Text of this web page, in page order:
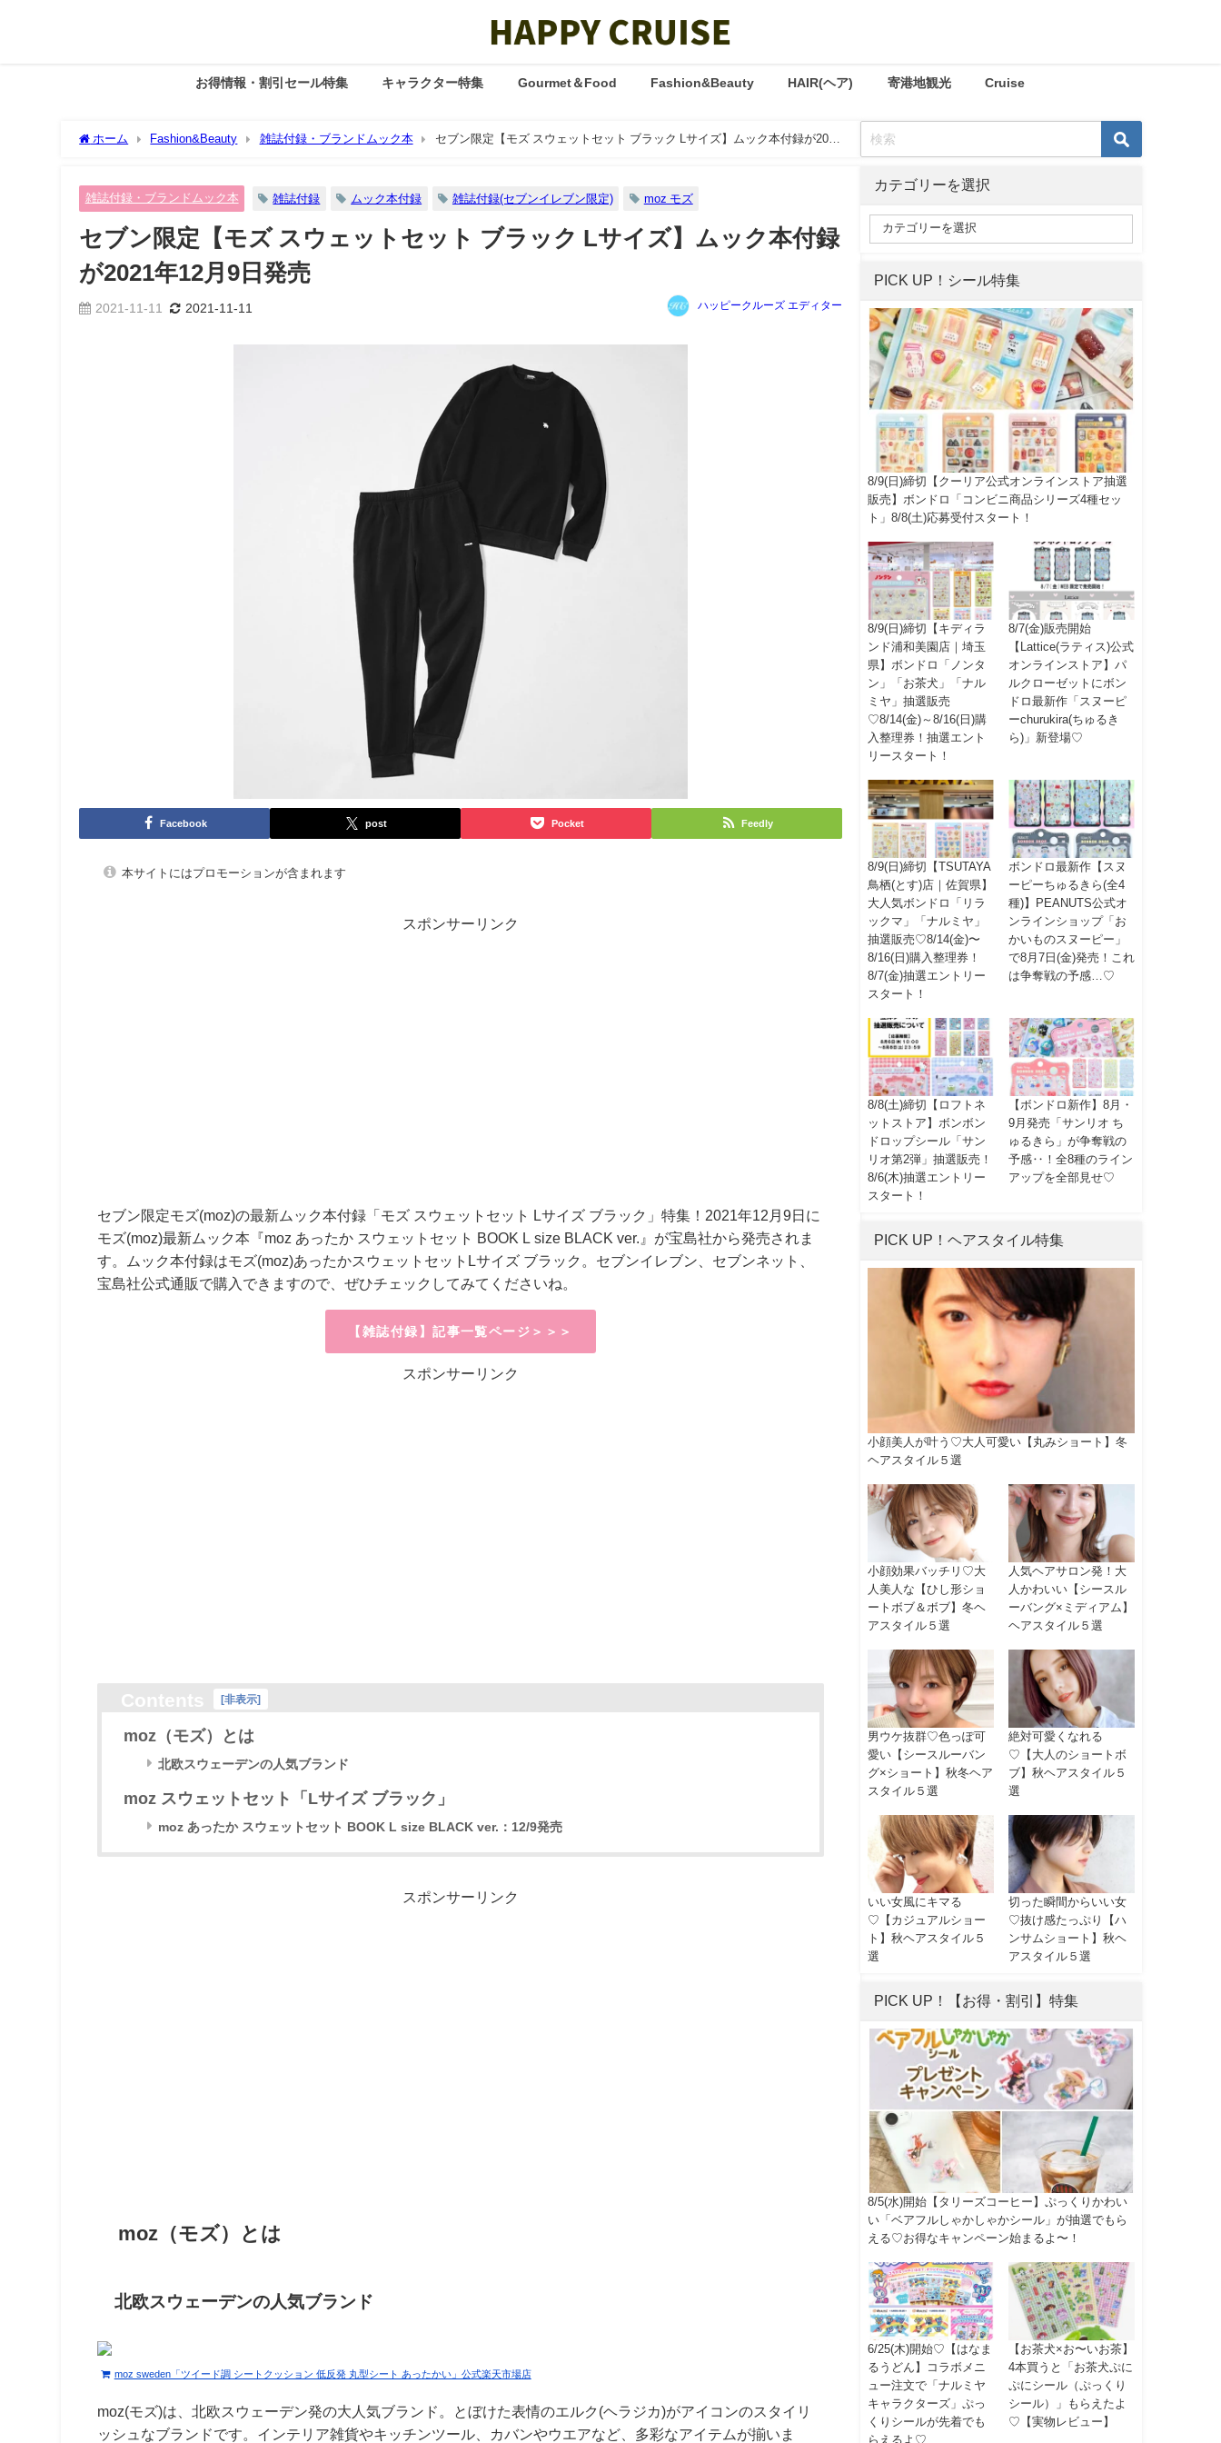
お得情報・割引セール特集 キャラクター特集 Gourmet＆Food Fashion&Beauty HAIR(ヘア) 寄港地観光 Cruise
ホーム Fashion&Beauty 雑誌付録・ブランドムック本
セブン限定【モズ スウェットセット ブラック Lサイズ】ムック本付録が2021
雑誌付録・ブランドムック本 雑誌付録 ムック本付録 雑誌付録(セブンイレブン限定) moz モズ
セブン限定【モズ スウェットセット ブラック Lサイズ】ムック本付録
が2021年12月9日発売
2021-11-11 2021-11-11 ハッピークルーズ エディター
Facebook post Pocket Feedly
本サイトにはプロモーションが含まれます
スポンサーリンク
セブン限定モズ(moz)の最新ムック本付録「モズ スウェットセット Lサイズ ブラック」特集！ 2021年12 月9日に
モズ(moz)最新ムック本『moz あったか スウェットセット BOOK L size BLACK ver. 』が宝島社から発売されま
す。ムック本付録はモズ(moz)あったかスウェットセット Lサイズ ブラック。セブンイレブン、セブンネット、
宝島社公式通販で購入できますので、ぜひチェックしてみてくださいね。
【雑誌付録】記事一覧ページ＞＞＞
スポンサーリンク
[非表示]
moz（モズ）とは
北欧スウェーデンの人気ブランド
moz スウェットセット「Lサイズ ブラック」
moz あったか スウェットセット BOOK L size BLACK ver.：12/9発売
スポンサーリンク
moz（モズ）とは
北欧スウェーデンの人気ブランド
moz sweden「ツイード調 シートクッション 低反発 丸型シート あったかい」公式楽天市場店
moz(モズ)は、北欧スウェーデン発の大人気ブランド。
とぼけた表情のエルク(ヘラジカ)がアイコンのスタイリ
ッシュなブランドです。インテリア雑貨やキッチンツール、カバンやウエアなど、多彩なアイテムが揃いま
カテゴリーを選択
PICK UP！シール特集
8/9(日)締切【クーリア公式オンラインストア抽選
販売】ボンドロ「コンビニ商品シリーズ4種セッ
ト」8/8(土)応募受付スタート！
8/9(日)締切【キディラ
ンド浦和美園店｜埼玉
県】ボンドロ「ノンタ
ン」「お茶犬」「ナル
ミヤ」抽選販売
♡8/14(金)～8/16(日)購
入整理券！抽選エント
リースタート！
8/7(金)販売開始
【Lattice(ラティス)公式
オンラインストア】パ
ルクローゼットにボン
ドロ最新作「スヌーピ
ーchurukira(ちゅるき
ら)」新登場♡
8/9(日)締切【TSUTAYA
鳥栖(とす)店｜佐賀県】
大人気ボンドロ「リラ
ックマ」「ナルミヤ」
抽選販売♡8/14(金)〜
8/16(日)購入整理券！
8/7(金)抽選エントリー
スタート！
ボンドロ最新作【スヌ
ーピーちゅるきら(全4
種)】PEANUTS公式オ
ンラインショップ「お
かいものスヌーピー」
で8月7日(金)発売！これ
は争奪戦の予感…♡
8/8(土)締切【ロフトネ
ットストア】ボンボン
ドロップシール「サン
リオ第2弾」抽選販売！
8/6(木)抽選エントリー
スタート！
【ボンドロ新作】8月・
9月発売「サンリオ ち
ゅるきら」が争奪戦の
予感‥！全8種のライン
アップを全部見せ♡
PICK UP！ヘアスタイル特集
小顔美人が叶う♡大人可愛い【丸みショート】冬
ヘアスタイル５選
小顔効果バッチリ♡大
人美人な【ひし形ショ
ートボブ＆ボブ】冬ヘ
アスタイル５選
人気ヘアサロン発！大
人かわいい【シースル
ーバング×ミディアム】
ヘアスタイル５選
男ウケ抜群♡色っぽ可
愛い【シースルーバン
グ×ショート】秋冬ヘア
スタイル５選
絶対可愛くなれる
♡【大人のショートボ
ブ】秋ヘアスタイル５
選
いい女風にキマる
♡【カジュアルショー
ト】秋ヘアスタイル５
選
切った瞬間からいい女
♡抜け感たっぷり【ハ
ンサムショート】秋ヘ
アスタイル５選
PICK UP！【お得・割引】特集
8/5(水)開始【タリーズコーヒー】ぷっくりかわい
い「ベアフルしゃかしゃかシール」が抽選でもら
える♡お得なキャンペーン始まるよ〜！
6/25(木)開始♡【はなま
るうどん】コラボメニ
ュー注文で「ナルミヤ
キャラクターズ」ぷっ
くりシールが先着でも
らえるよ♡
【お茶犬×お〜いお茶】
4本買うと「お茶犬ぷに
ぷにシール（ぷっくり
シール）」もらえたよ
♡【実物レビュー】